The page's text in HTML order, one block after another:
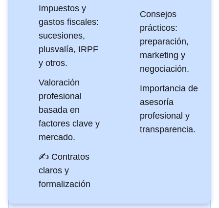
Impuestos y
gastos fiscales:
sucesiones,
plusvalía, IRPF
y otros.
Valoración
profesional
basada en
factores clave y
mercado.
✍️ Contratos
claros y
formalización
Consejos
prácticos:
preparación,
marketing y
negociación.
Importancia de
asesoría
profesional y
transparencia.